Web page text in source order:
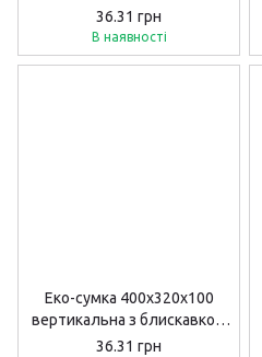
"кава".
36.31 грн
В наявності
Еко-сумка 400х320х100
вертикальна з блискавкою
"ловець снiв ".
36.31 грн